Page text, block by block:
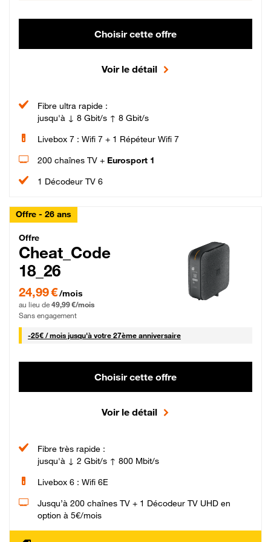
Choisir cette offre
Voir le détail
Fibre ultra rapide :
jusqu'à ↓ 8 Gbit/s ↑ 8 Gbit/s
Livebox 7 : Wifi 7 + 1 Répéteur Wifi 7
200 chaînes TV + Eurosport 1
1 Décodeur TV 6
Offre - 26 ans
Cheat_Code Fibre_18_26
Offre
Cheat_Code
18_26
24,99 € par mois pendant 0 mois puis 49,99 € par mois, Sans engagement
24,99 €/mois
au lieu de 49,99 €/mois
Sans engagement
-25€ / mois25 € par mois
jusqu'à votre 27ème anniversaire
Choisir cette offre
Voir le détail
Fibre très rapide :
jusqu'à ↓ 2 Gbit/s ↑ 800 Mbit/s
Livebox 6 : Wifi 6E
Jusqu’à 200 chaînes TV + 1 Décodeur TV UHD en
option à 5€/mois